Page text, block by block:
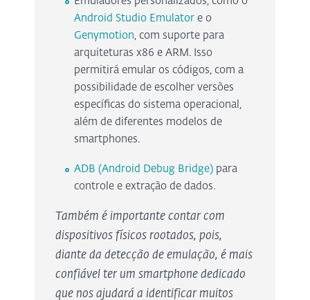
Android Studio Emulator e o
Genymotion , com suporte para
arquiteturas x86 e ARM. Isso
permitirá emular os códigos, com a
possibilidade de escolher versões
específicas do sistema operacional,
além de diferentes modelos de
smartphones.
ADB (Android Debug Bridge) para
controle e extração de dados.
Também é importante contar com
dispositivos físicos rootados, pois,
diante da detecção de emulação, é mais
confiável ter um smartphone dedicado
que nos ajudará a identificar muitos